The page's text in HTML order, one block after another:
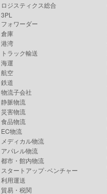
ロジスティクス総合
3PL
フォワーダー
倉庫
港湾
トラック輸送
海運
航空
鉄道
物流子会社
静脈物流
災害物流
食品物流
EC物流
メディカル物流
アパレル物流
都市・館内物流
スタートアップ･ベンチャー
利用運送
貿易・税関